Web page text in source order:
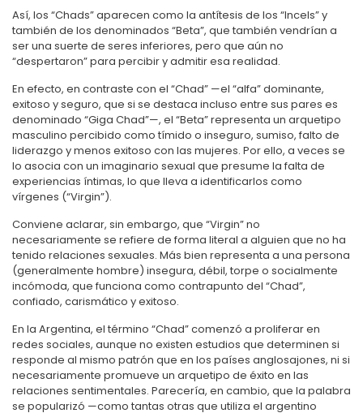
Así, los “Chads” aparecen como la antítesis de los “Incels” y
también de los denominados “Beta”, que también vendrían a
ser una suerte de seres inferiores, pero que aún no
“despertaron” para percibir y admitir esa realidad.
En efecto, en contraste con el “Chad” —el “alfa” dominante,
exitoso y seguro, que si se destaca incluso entre sus pares es
denominado “Giga Chad”—, el “Beta” representa un arquetipo
masculino percibido como tímido o inseguro, sumiso, falto de
liderazgo y menos exitoso con las mujeres. Por ello, a veces se
lo asocia con un imaginario sexual que presume la falta de
experiencias íntimas, lo que lleva a identificarlos como
vírgenes (“Virgin”).
Conviene aclarar, sin embargo, que “Virgin” no
necesariamente se refiere de forma literal a alguien que no ha
tenido relaciones sexuales. Más bien representa a una persona
(generalmente hombre) insegura, débil, torpe o socialmente
incómoda, que funciona como contrapunto del “Chad”,
confiado, carismático y exitoso.
En la Argentina, el término “Chad” comenzó a proliferar en
redes sociales, aunque no existen estudios que determinen si
responde al mismo patrón que en los países anglosajones, ni si
necesariamente promueve un arquetipo de éxito en las
relaciones sentimentales. Parecería, en cambio, que la palabra
se popularizó —como tantas otras que utiliza el argentino